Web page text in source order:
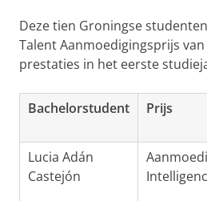
Deze tien Groningse
Talent Aanmoedigingsprijs
prestaties in het eerste
Bachelorstudent Prijs
Lucia Adán
Castejón